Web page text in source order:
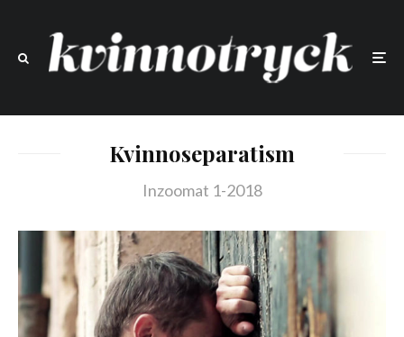
Kvinnoseparatism
Inzoomat 1-2018